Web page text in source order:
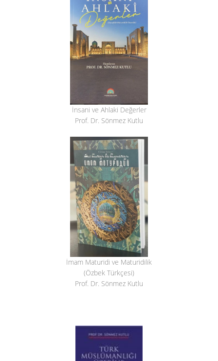
İnsani ve Ahlaki Değerler
Prof. Dr. Sönmez Kutlu
İmam Maturidi ve Maturidilik
(Özbek Türkçesi)
Prof. Dr. Sönmez Kutlu